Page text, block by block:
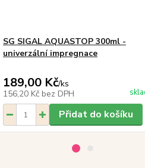
SG SIGAL AQUASTOP 300ml -
univerzální impregnace
189,00 Kč/ks
156,20 Kč bez DPH
Přidat do košíku